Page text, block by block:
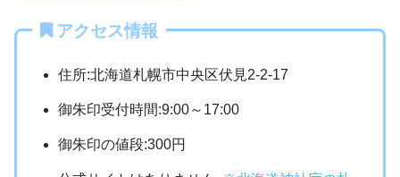
アクセス情報
住所:北海道札幌市中央区伏見2-2-17
御朱印受付時間:9:00～17:00
御朱印の値段:300円